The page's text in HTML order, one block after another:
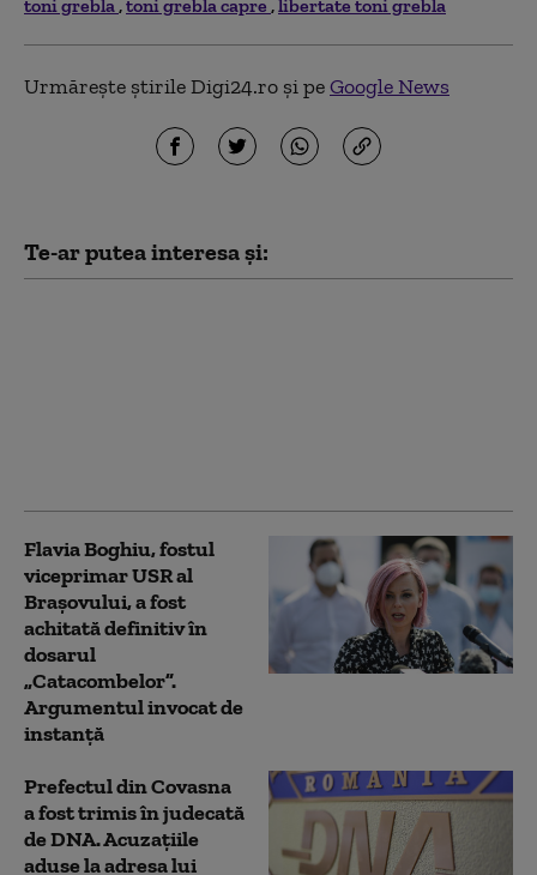
toni grebla toni grebla capre libertate toni grebla
Urmărește știrile Digi24.ro și peGoogle News
Te-ar putea interesa și:
Flavia Boghiu, fostul
viceprimar USR al
Brașovului, a fost
achitată definitiv în
dosarul
„Catacombelor”.
Argumentul invocat de
instanță
Prefectul din Covasna
a fost trimis în judecată
de DNA. Acuzațiile
aduse la adresa lui